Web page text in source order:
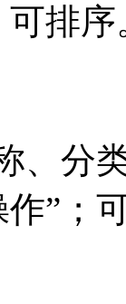
排序
、分
”；